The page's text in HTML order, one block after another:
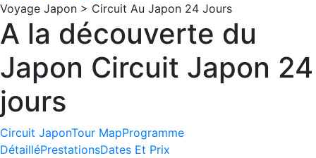
Voyage Japon > Circuit Au Japon 24 Jours
A la découverte du
Japon Circuit Japon 24
jours
Circuit JaponTour MapProgramme
DétailléPrestationsDates Et Prix